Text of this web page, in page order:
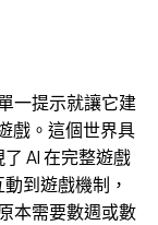
一提示就讓它建
戲。這個世界具
AI 在完整遊戲
到遊戲機制，
本需要數週或數